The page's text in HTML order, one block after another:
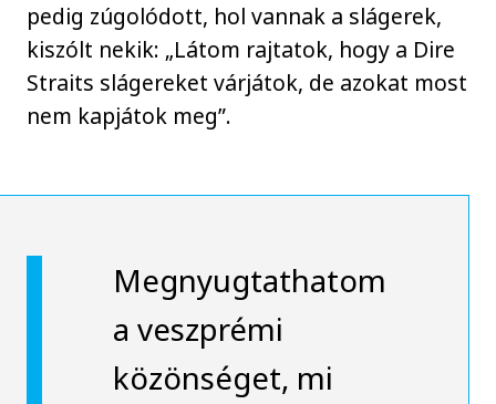
pedig zúgolódott, hol vannak a slágerek,
kiszólt nekik: „Látom rajtatok, hogy a Dire
Straits slágereket várjátok, de azokat most
nem kapjátok meg”.
Megnyugtathatom
a veszprémi
közönséget, mi